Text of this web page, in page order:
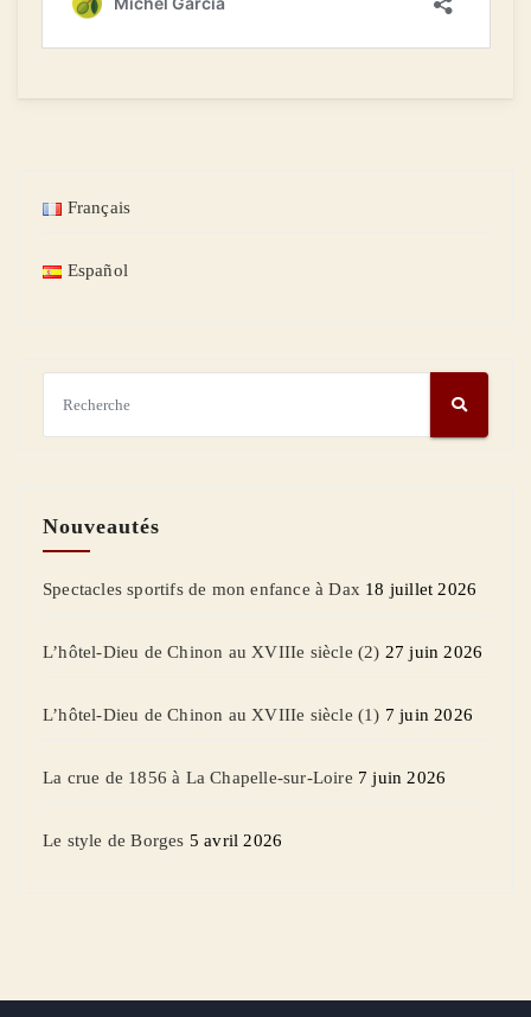
Français
Español
Nouveautés
Spectacles sportifs de mon enfance à Dax 18 juillet 2026
L’hôtel-Dieu de Chinon au XVIIIe siècle (2) 27 juin 2026
L’hôtel-Dieu de Chinon au XVIIIe siècle (1) 7 juin 2026
La crue de 1856 à La Chapelle-sur-Loire 7 juin 2026
Le style de Borges 5 avril 2026